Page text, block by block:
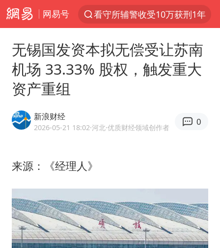
网易号
看守所辅警收受10万获刑1年
台风白海豚进入48小时警戒线
中方回应是否在太平洋海底开采稀土
U17国足1分钟轰2球
“深圳地面沉降致车辆损坏”不实
24小时不关空调 电费会更低吗
把党建设得更加坚强有力
无锡国发资本拟无偿受让苏南
机场 33.33% 股权，触发重大
资产重组
新浪财经
2026-05-21 18:02·河北·优质财经领域创作者
0
来源：《经理人》